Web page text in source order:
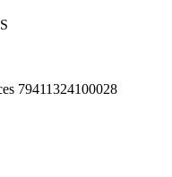
79411324100028